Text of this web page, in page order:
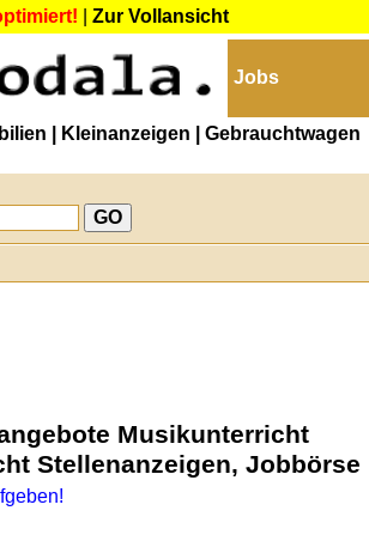
Zur Vollansicht
Jobs
| Kleinanzeigen
| Gebrauchtwagen
Musikunterricht
Stellenanzeigen, Jobbörse